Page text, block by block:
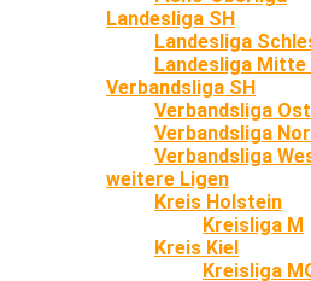
Landesliga SH
Landesliga
Landesliga
Verbandsliga SH
Verbandsliga Ost
Verbandsliga
Verbandsliga
weitere Ligen
Kreis Holstein
Kreisliga M
Kreis Kiel
Kreisliga